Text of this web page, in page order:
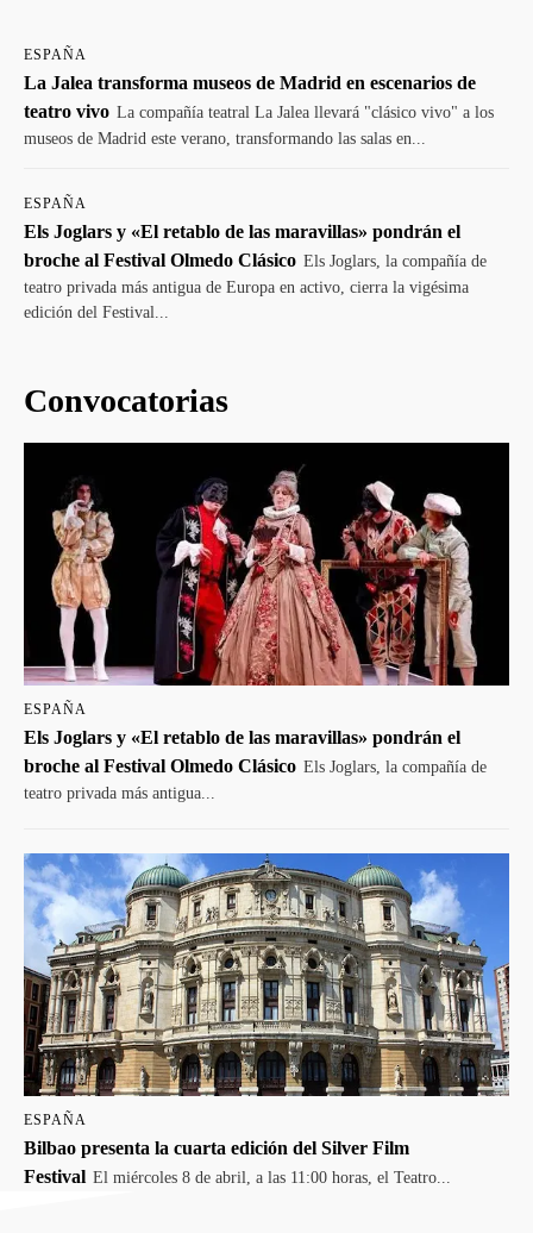
ESPAÑA
La Jalea transforma museos de Madrid en escenarios de
teatro vivo La compañía teatral La Jalea llevará "clásico vivo" a los
museos de Madrid este verano, transformando las salas en...
ESPAÑA
Els Joglars y «El retablo de las maravillas» pondrán el
broche al Festival Olmedo Clásico Els Joglars, la compañía de
teatro privada más antigua de Europa en activo, cierra la vigésima
edición del Festival...
Convocatorias
ESPAÑA
Els Joglars y «El retablo de las maravillas» pondrán el
broche al Festival Olmedo Clásico Els Joglars, la compañía de
teatro privada más antigua...
ESPAÑA
Bilbao presenta la cuarta edición del Silver Film
Festival El miércoles 8 de abril, a las 11:00 horas, el Teatro...